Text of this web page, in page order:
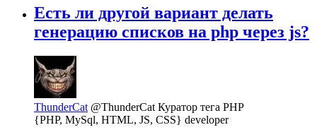
Есть ли другой вариант делать
генерацию списков на php через js?
ThunderCat @ThunderCat Куратор тега PHP
{PHP, MySql, HTML, JS, CSS} developer